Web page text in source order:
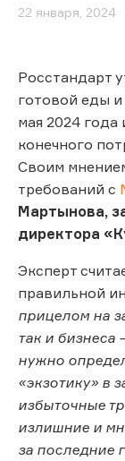
22 января, 2024
Росстандарт
готовой еды
мая 2024 года
конечного
Своим
требований с
Мартынова,
директора
Эксперт
правильной
прицелом на
так и бизнеса
нужно
«экзотику» в
избыточные
излишние и
за последние